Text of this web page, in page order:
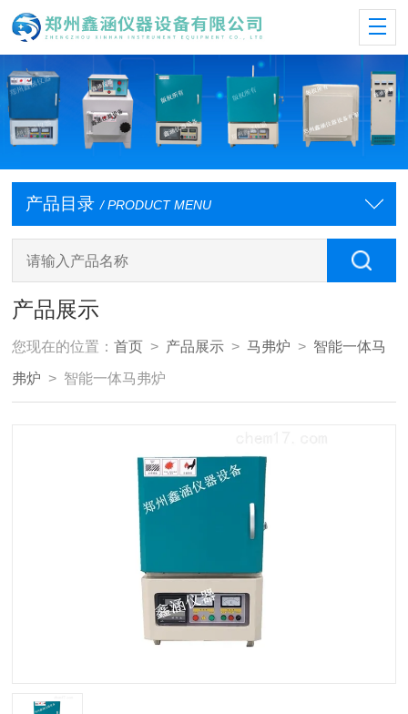
产品目录 / PRODUCT MENU
产品展示
您现在的位置：首页 > 产品展示 >马弗炉 > 智能一体马
弗炉 > 智能一体马弗炉